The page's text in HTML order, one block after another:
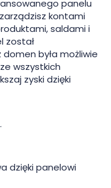
panelu
kontami
saldami i
został
była możliwie
wszystkich
zyski dzięki
dzięki panelowi